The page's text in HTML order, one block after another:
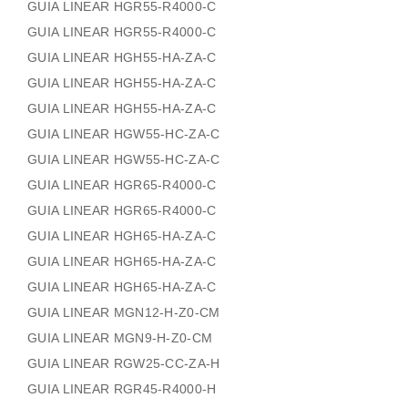
GUIA LINEAR HGR55-R4000-C
GUIA LINEAR HGR55-R4000-C
GUIA LINEAR HGH55-HA-ZA-C
GUIA LINEAR HGH55-HA-ZA-C
GUIA LINEAR HGH55-HA-ZA-C
GUIA LINEAR HGW55-HC-ZA-C
GUIA LINEAR HGW55-HC-ZA-C
GUIA LINEAR HGR65-R4000-C
GUIA LINEAR HGR65-R4000-C
GUIA LINEAR HGH65-HA-ZA-C
GUIA LINEAR HGH65-HA-ZA-C
GUIA LINEAR HGH65-HA-ZA-C
GUIA LINEAR MGN12-H-Z0-CM
GUIA LINEAR MGN9-H-Z0-CM
GUIA LINEAR RGW25-CC-ZA-H
GUIA LINEAR RGR45-R4000-H